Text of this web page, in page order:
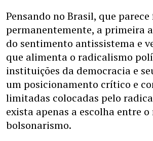
Pensando no Brasil, que
permanentemente, a primeira
do sentimento antissistema e
que alimenta o radicalismo
instituições da democracia e
um posicionamento crítico e
limitadas colocadas pelo
exista apenas a escolha entre
bolsonarismo.